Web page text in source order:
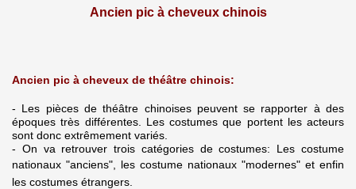
Ancien pic à cheveux chinois
Ancien pic à cheveux de théâtre chinois:
- Les pièces de théâtre chinoises peuvent se rapporter à des
époques très différentes. Les costumes que portent les acteurs
sont donc extrêmement variés.
- On va retrouver trois catégories de costumes: Les costume
nationaux "anciens", les costume nationaux "modernes" et enfin
les costumes étrangers.